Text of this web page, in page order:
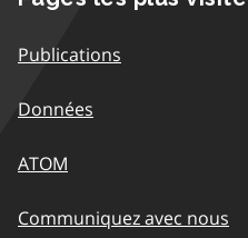
Publications
Données
ATOM
Communiquez avec nous